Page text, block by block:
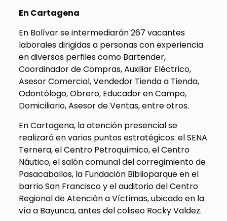
En Cartagena
En Bolívar se intermediarán 267 vacantes
laborales dirigidas a personas con experiencia
en diversos perfiles como Bartender,
Coordinador de Compras, Auxiliar Eléctrico,
Asesor Comercial, Vendedor Tienda a Tienda,
Odontólogo, Obrero, Educador en Campo,
Domiciliario, Asesor de Ventas, entre otros.
En Cartagena, la atención presencial se
realizará en varios puntos estratégicos: el SENA
Ternera, el Centro Petroquímico, el Centro
Náutico, el salón comunal del corregimiento de
Pasacaballos, la Fundación Biblioparque en el
barrio San Francisco y el auditorio del Centro
Regional de Atención a Víctimas, ubicado en la
vía a Bayunca, antes del coliseo Rocky Valdez.